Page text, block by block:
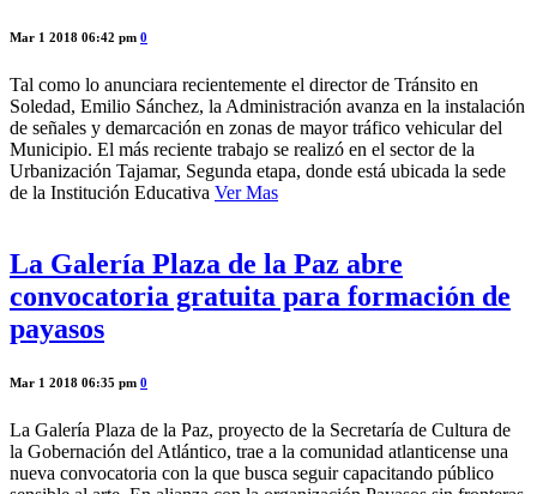
Mar 1 2018 06:42 pm 0
Tal como lo anunciara recientemente el director de Tránsito en
Soledad, Emilio Sánchez, la Administración avanza en la instalación
de señales y demarcación en zonas de mayor tráfico vehicular del
Municipio. El más reciente trabajo se realizó en el sector de la
Urbanización Tajamar, Segunda etapa, donde está ubicada la sede
de la Institución Educativa Ver Mas
La Galería Plaza de la Paz abre
convocatoria gratuita para formación de
payasos
Mar 1 2018 06:35 pm 0
La Galería Plaza de la Paz, proyecto de la Secretaría de Cultura de
la Gobernación del Atlántico, trae a la comunidad atlanticense una
nueva convocatoria con la que busca seguir capacitando público